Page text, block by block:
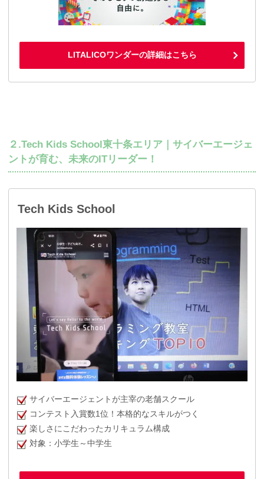
LITALICOワンダーの詳細はこちら
２.Tech Kids School東十条エリア｜サイバーエージェ
ントが育む、未来のITリーダー！
Tech Kids School
サイバーエージェントが主宰の老舗スクール
コンテスト入賞数1位！本格的なスキルがつく
楽しさにこだわったカリキュラム構成
対象：小学生～中学生